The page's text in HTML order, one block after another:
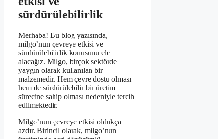
sürdürülebilirlik
Merhaba! Bu blog yazısında,
milgo’nun çevreye etkisi ve
sürdürülebilirlik konusunu ele
alacağız. Milgo, birçok sektörde
yaygın olarak kullanılan bir
malzemedir. Hem çevre dostu olması
hem de sürdürülebilir bir üretim
sürecine sahip olması nedeniyle tercih
edilmektedir.
Milgo’nun çevreye etkisi oldukça
azdır. Birincil olarak, milgo’nun